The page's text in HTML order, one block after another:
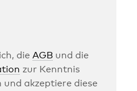
die AGB und die
zur Kenntnis
und akzeptiere diese